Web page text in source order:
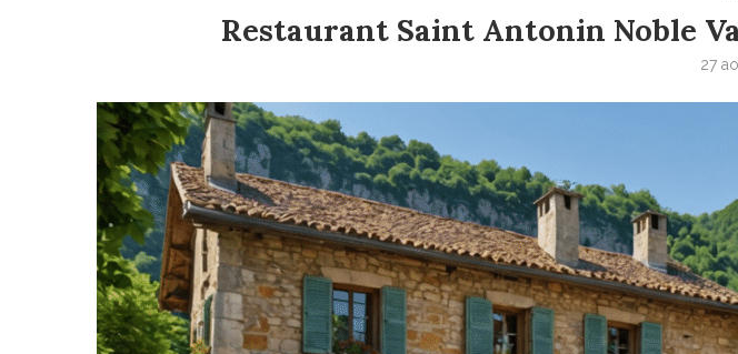
Restaurant Saint Antonin Noble
27